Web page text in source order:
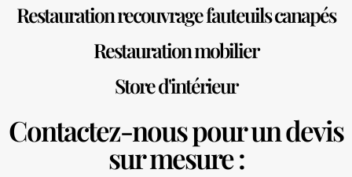
Restauration recouvrage fauteuils canapés
Restauration mobilier
Store d'intérieur
Contactez-nous pour un devis
sur mesure :